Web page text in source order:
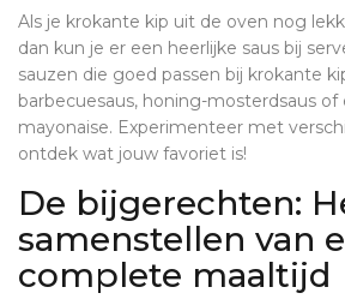
Als je krokante kip uit de oven nog
dan kun je er een heerlijke saus bij
sauzen die goed passen bij krokante
barbecuesaus, honing-mosterdsaus
mayonaise. Experimenteer met
ontdek wat jouw favoriet is!
De bijgerechten:
samenstellen van
complete maaltijd